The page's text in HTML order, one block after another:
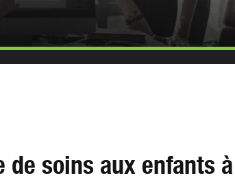
soins aux enfants